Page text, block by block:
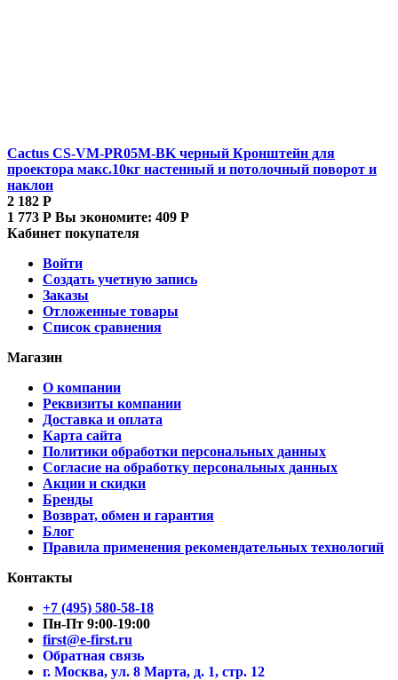
Cactus CS-VM-PR05M-BK черный Кронштейн для
проектора макс.10кг настенный и потолочный поворот и
наклон
2 182 Р
1 773 Р Вы экономите: 409 Р
Кабинет покупателя
Войти
Создать учетную запись
Заказы
Отложенные товары
Список сравнения
Магазин
О компании
Реквизиты компании
Доставка и оплата
Карта сайта
Политики обработки персональных данных
Согласие на обработку персональных данных
Акции и скидки
Бренды
Возврат, обмен и гарантия
Блог
Правила применения рекомендательных технологий
Контакты
+7 (495) 580-58-18
Пн-Пт 9:00-19:00
first@e-first.ru
Обратная связь
г. Москва, ул. 8 Марта, д. 1, стр. 12